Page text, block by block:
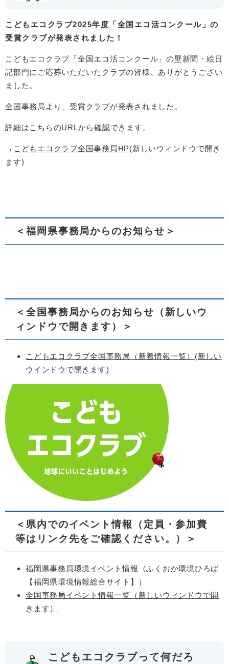
こどもエコクラブ2025年度「全国エコ活コンクール」の
受賞クラブが発表されました！
こどもエコクラブ「全国エコ活コンクール」の壁新聞・絵日
記部門にご応募いただいたクラブの皆様、ありがとうござい
ました。
全国事務局より、受賞クラブが発表されました。
詳細はこちらのURLから確認できます。
→ こどもエコクラブ全国事務局HP(新しいウィンドウで開き
ます)
＜福岡県事務局からのお知らせ＞
＜全国事務局からのお知らせ（新しいウ
ィンドウで開きます）＞
こどもエコクラブ全国事務局（新着情報一覧）(新しい
ウインドウで開きます)
＜県内でのイベント情報（定員・参加費
等はリンク先をご確認ください。）＞
福岡県事務局環境イベント情報 （ふくおか環境ひろば
【福岡県環境情報総合サイト】）
全国事務局イベント情報一覧（新しいウィンドウで開
きます）
こどもエコクラブって何だろ